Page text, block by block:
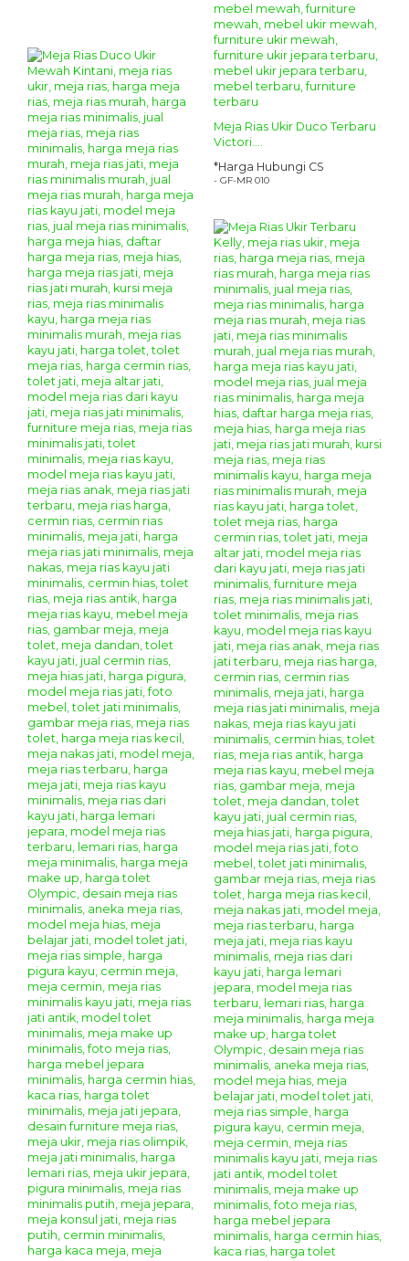
Meja Rias Ukir Duco Terbaru
Victori....
*Harga Hubungi CS
- GF-MR 010